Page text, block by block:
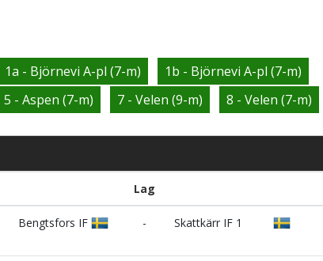
1a - Björnevi A-pl (7-m)
1b - Björnevi A-pl (7-m)
5 - Aspen (7-m) 7 - Velen (9-m) 8 - Velen (7-m)
Lag
Bengtsfors IF - Skattkärr IF 1